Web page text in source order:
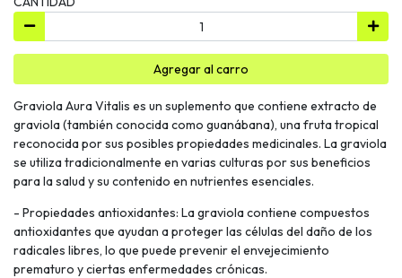
Agregar al carro
Graviola Aura Vitalis es un suplemento que contiene extracto de
graviola (también conocida como guanábana), una fruta tropical
reconocida por sus posibles propiedades medicinales. La graviola
se utiliza tradicionalmente en varias culturas por sus beneficios
para la salud y su contenido en nutrientes esenciales.
- Propiedades antioxidantes: La graviola contiene compuestos
antioxidantes que ayudan a proteger las células del daño de los
radicales libres, lo que puede prevenir el envejecimiento
prematuro y ciertas enfermedades crónicas.